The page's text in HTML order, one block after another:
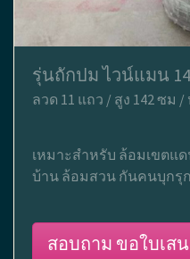
รุ่นถักปม ไวน์แมน
ลวด 11 แถว / สูง 142 ซม /
เหมาะสำหรับ ล้อมเขตแ
บ้าน ล้อมสวน กันคนบุกรุก
สอบถาม ขอใบเส